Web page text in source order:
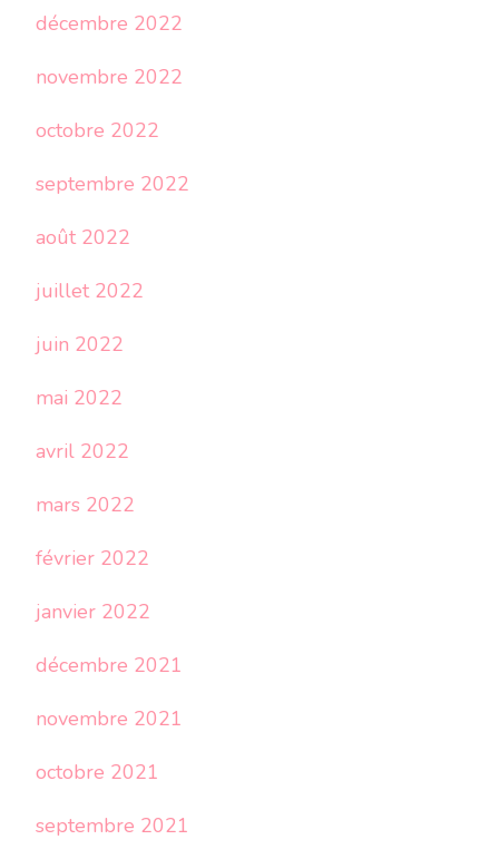
décembre 2022
novembre 2022
octobre 2022
septembre 2022
août 2022
juillet 2022
juin 2022
mai 2022
avril 2022
mars 2022
février 2022
janvier 2022
décembre 2021
novembre 2021
octobre 2021
septembre 2021